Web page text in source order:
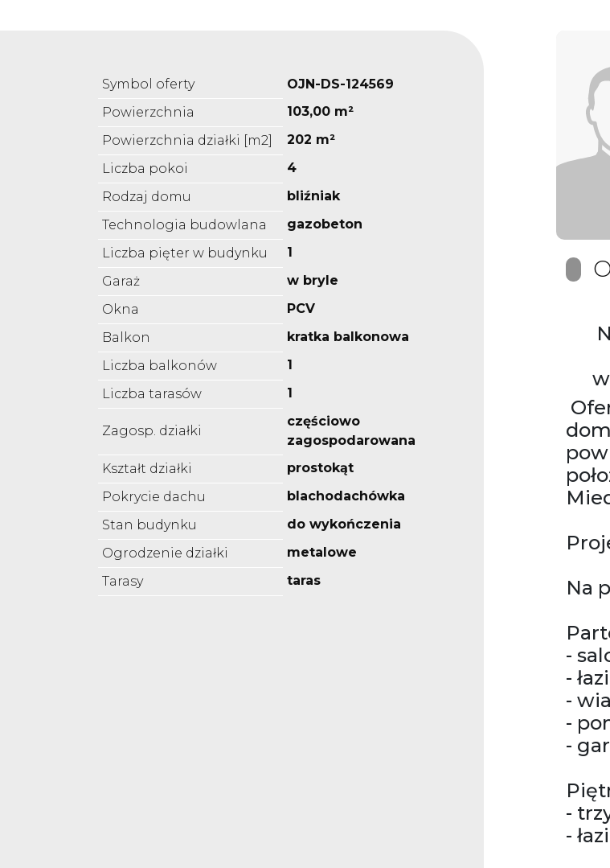
Symbol oferty
OJN-DS-124569
Powierzchnia
103,00 m²
Powierzchnia działki [m2]
202 m²
Liczba pokoi
4
Rodzaj domu
bliźniak
Technologia budowlana
gazobeton
Liczba pięter w budynku
1
Garaż
w bryle
Okna
PCV
Balkon
kratka balkonowa
Liczba balkonów
1
Liczba tarasów
1
Zagosp. działki
częściowo
zagospodarowana
Kształt działki
prostokąt
Pokrycie dachu
blachodachówka
Stan budynku
do wykończenia
Ogrodzenie działki
metalowe
Tarasy
taras
Na
-
-
-
-
-
-
-